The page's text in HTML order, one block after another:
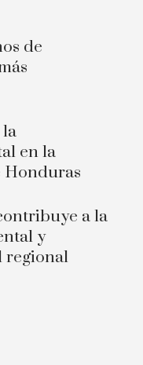
de
en la
Honduras
a la
y
regional